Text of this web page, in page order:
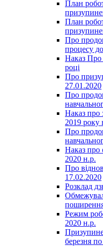
План
План
Про
процесу
Наказ Про
році
Про
27.01.2020
Про
Наказ про
2019 року
Про
Наказ про
2020 н.р.
Про
17.02.2020
Розклад
поширення
Режим
2020 н.р.
березня